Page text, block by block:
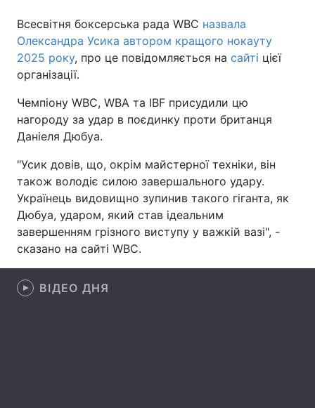
Головна Війна
Україна Політика
Спорт Наука
Зброя Інциденти
Здоров'я Туризм
Цікавинки
Всесвітня боксерська рада WBC назвала
Олександра Усика автором кращого нокауту
2025 року, про це повідомляється на сайті цієї
організації.
Чемпіону WBC, WBA та IBF присудили цю
нагороду за удар в поєдинку проти британця
Даніеля Дюбуа.
"Усик довів, що, окрім майстерної техніки, він
також володіє силою завершального удару.
Українець видовищно зупинив такого гіганта, як
Дюбуа, ударом, який став ідеальним
завершенням грізного виступу у важкій вазі", -
сказано на сайті WBC.
ВІДЕО ДНЯ